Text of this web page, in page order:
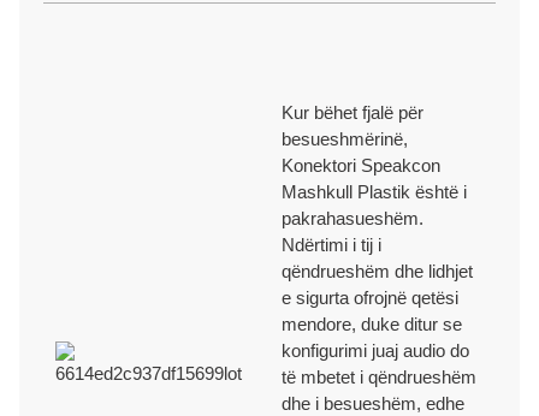
Kur bëhet fjalë për
besueshmërinë,
Konektori Speakcon
Mashkull Plastik është i
pakrahasueshëm.
Ndërtimi i tij i
qëndrueshëm dhe lidhjet
e sigurta ofrojnë qetësi
mendore, duke ditur se
konfigurimi juaj audio do
të mbetet i qëndrueshëm
dhe i besueshëm, edhe